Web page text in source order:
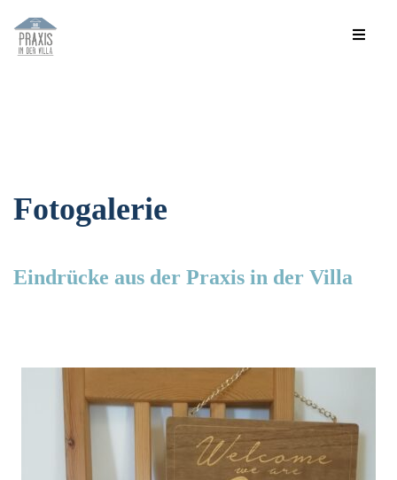
Fotogalerie
Eindrücke aus der Praxis in der Villa